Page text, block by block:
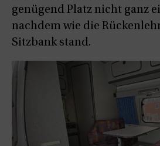
genügend Platz nicht ganz
nachdem wie die
Sitzbank stand.